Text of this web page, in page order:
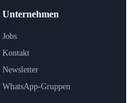
Unternehmen
Jobs
Kontakt
Newsletter
WhatsApp-Gruppen